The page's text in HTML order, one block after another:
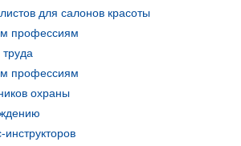
для салонов красоты
профессиям
профессиям
охраны